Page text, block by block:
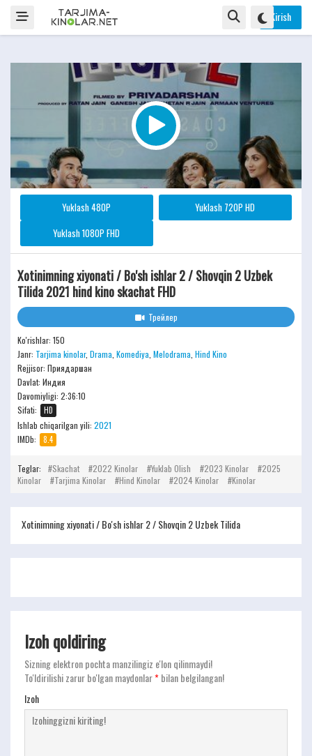
Kirish
Yuklash 480P
Yuklash 720P HD
Yuklash 1080P FHD
Xotinimning xiyonati / Bo'sh ishlar 2 / Shovqin 2 Uzbek
Tilida 2021 hind kino skachat FHD
Трейлер
Ko'rishlar: 150
Janr: Tarjima kinolar, Drama Komediya Melodrama Hind Kino
Rejjisor: Приядаршан
Davlat: Индия
Davomiyligi: 2:36:10
Sifati:
HD
Ishlab chiqarilgan yili: 2021
IMDb:
8.4
Teglar: Skachat 2022 Kinolar Yuklab Olish 2023 Kinolar
2025
Kinolar
Tarjima Kinolar Hind Kinolar 2024 Kinolar Kinolar
Xotinimning xiyonati / Bo'sh ishlar 2 / Shovqin 2 Uzbek Tilida
Izoh qoldiring
Sizning elektron pochta manzilingiz e'lon qilinmaydi!
To'ldirilishi zarur bo'lgan maydonlar*bilan belgilangan!
Izoh